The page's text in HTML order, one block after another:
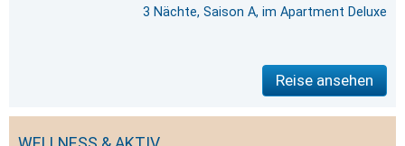
3 Nächte, Saison A, im Apartment Deluxe
Reise ansehen